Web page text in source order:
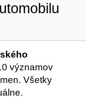
významov
Všetky